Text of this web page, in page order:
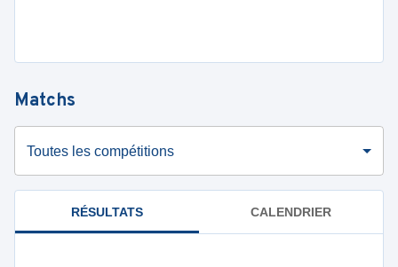
Matchs
Toutes les compétitions
RÉSULTATS CALENDRIER